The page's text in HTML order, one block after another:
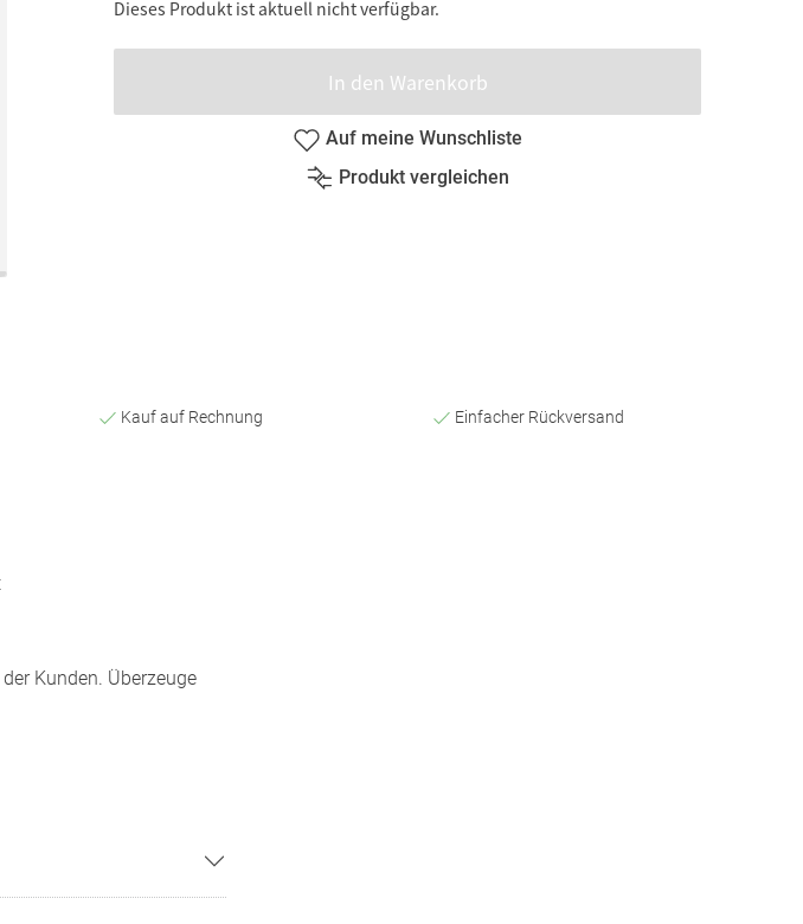
Dieses Produkt ist aktuell nicht verfügbar.
In den Warenkorb
Auf meine Wunschliste
Produkt vergleichen
Kauf auf Rechnung Einfacher Rückversand
Kunden. Überzeuge